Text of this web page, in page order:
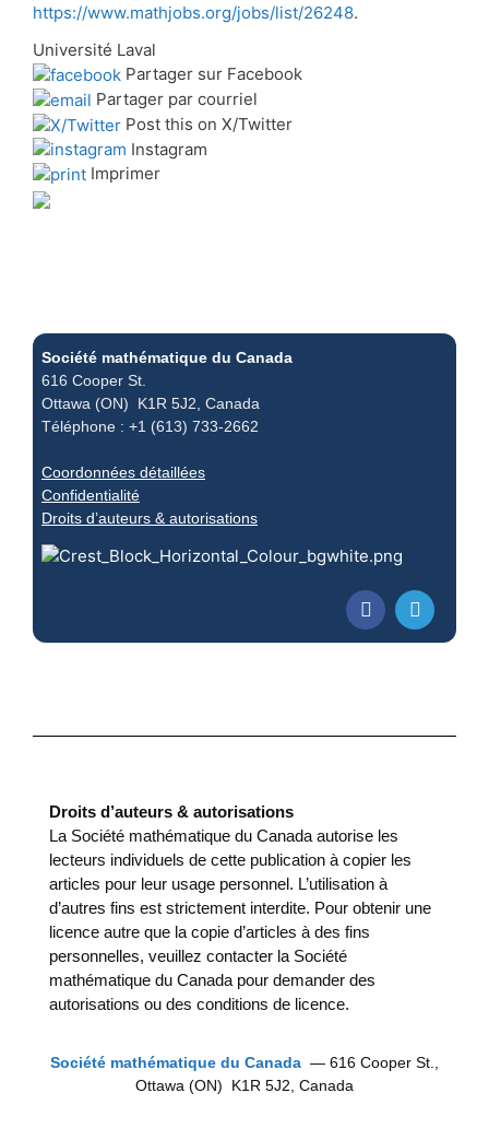
https://www.mathjobs.org/jobs/list/26248.
Université Laval
Partager sur Facebook
Partager par courriel
Post this on X/Twitter
Instagram
Imprimer
Société mathématique du Canada
616 Cooper St.
Ottawa (ON) K1R 5J2, Canada
Téléphone : +1 (613) 733-2662
Coordonnées détaillées
Confidentialité
Droits d’auteurs & autorisations
Droits d’auteurs & autorisations
La Société mathématique du Canada autorise les
lecteurs individuels de cette publication à copier les
articles pour leur usage personnel. L’utilisation à
d’autres fins est strictement interdite. Pour obtenir une
licence autre que la copie d’articles à des fins
personnelles, veuillez contacter la Société
mathématique du Canada pour demander des
autorisations ou des conditions de licence.
Société mathématique du Canada — 616 Cooper St.,
Ottawa (ON) K1R 5J2, Canada